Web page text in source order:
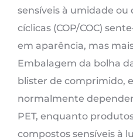
sensíveis à umidade ou
cíclicas (COP/COC)
em aparência, mas
Embalagem da bolha
blister de comprimido,
normalmente
PET, enquanto
compostos sensíveis à